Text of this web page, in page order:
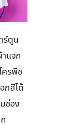
ร์ตูน
แจก
ครพีช
กสีได้
ช่อง